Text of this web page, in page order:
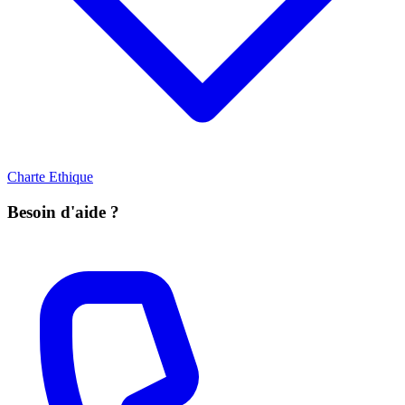
Charte Ethique
Besoin d'aide ?